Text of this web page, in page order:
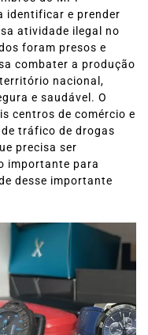
identificar e prender
atividade ilegal no
foram presos e
combater a produção
nacional,
e saudável. O
centros de comércio e
tráfico de drogas
precisa ser
importante para
desse importante